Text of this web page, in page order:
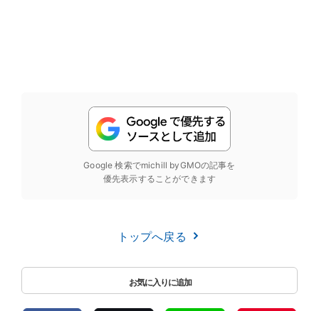
Google 検索でmichill byGMOの記事を
優先表示することができます
トップへ戻る